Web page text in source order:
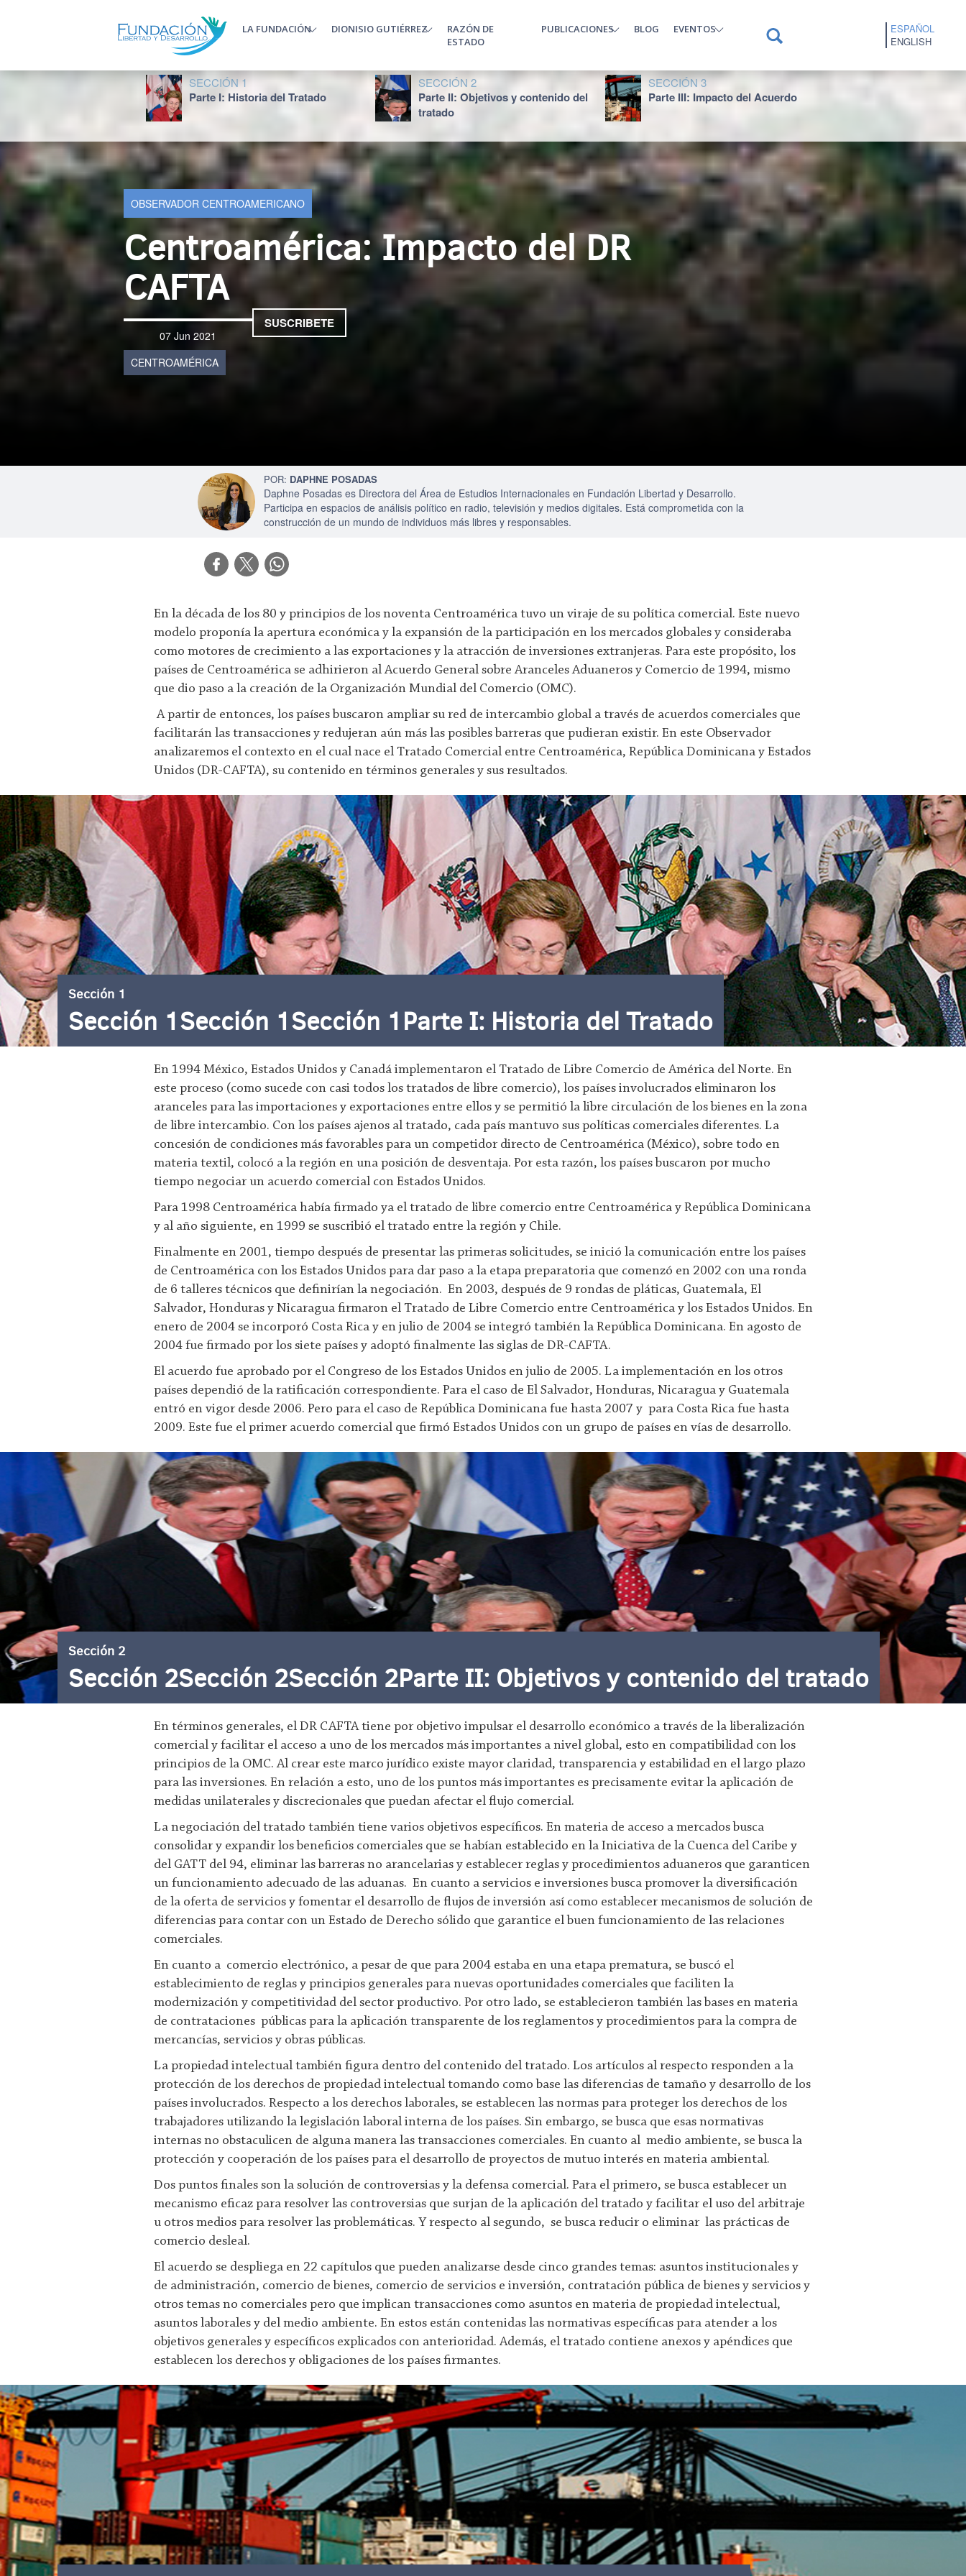
LA FUNDACIÓN DIONISIO GUTIÉRREZ
RAZÓN DE
ESTADO
PUBLICACIONES BLOG EVENTOS
ESPAÑOL
ENGLISH
OBSERVADOR CENTROAMERICANO
Centroamérica: Impacto del DR
CAFTA
07 Jun 2021
CENTROAMÉRICA
SUSCRIBETE
DAPHNE POSADAS
Daphne Posadas es Directora del Área de Estudios Internacionales en Fundación Libertad y Desarrollo.
Participa en espacios de análisis político en radio, televisión y medios digitales. Está comprometida con la
construcción de un mundo de individuos más libres y responsables.
SECCIÓN 1
Parte I: Historia del Tratado
SECCIÓN 2
Parte II: Objetivos y contenido del
tratado
SECCIÓN 3
Parte III: Impacto del Acuerdo
En la década de los 80 y principios de los noventa Centroamérica tuvo un viraje de su política comercial. Este nuevo
modelo proponía la apertura económica y la expansión de la participación en los mercados globales y consideraba
como motores de crecimiento a las exportaciones y la atracción de inversiones extranjeras. Para este propósito, los
países de Centroamérica se adhirieron al Acuerdo General sobre Aranceles Aduaneros y Comercio de 1994, mismo
que dio paso a la creación de la Organización Mundial del Comercio (OMC).
A partir de entonces, los países buscaron ampliar su red de intercambio global a través de acuerdos comerciales que
facilitarán las transacciones y redujeran aún más las posibles barreras que pudieran existir. En este Observador
analizaremos el contexto en el cual nace el Tratado Comercial entre Centroamérica, República Dominicana y Estados
Unidos (DR-CAFTA), su contenido en términos generales y sus resultados.
Sección 1
Sección 1Sección 1Sección 1Parte I: Historia del Tratado
En 1994 México, Estados Unidos y Canadá implementaron el Tratado de Libre Comercio de América del Norte. En
este proceso (como sucede con casi todos los tratados de libre comercio), los países involucrados eliminaron los
aranceles para las importaciones y exportaciones entre ellos y se permitió la libre circulación de los bienes en la zona
de libre intercambio. Con los países ajenos al tratado, cada país mantuvo sus políticas comerciales diferentes. La
concesión de condiciones más favorables para un competidor directo de Centroamérica (México), sobre todo en
materia textil, colocó a la región en una posición de desventaja. Por esta razón, los países buscaron por mucho
tiempo negociar un acuerdo comercial con Estados Unidos.
Para 1998 Centroamérica había firmado ya el tratado de libre comercio entre Centroamérica y República Dominicana
y al año siguiente, en 1999 se suscribió el tratado entre la región y Chile.
Finalmente en 2001, tiempo después de presentar las primeras solicitudes, se inició la comunicación entre los países
de Centroamérica con los Estados Unidos para dar paso a la etapa preparatoria que comenzó en 2002 con una ronda
de 6 talleres técnicos que definirían la negociación. En 2003, después de 9 rondas de pláticas, Guatemala, El
Salvador, Honduras y Nicaragua firmaron el Tratado de Libre Comercio entre Centroamérica y los Estados Unidos. En
enero de 2004 se incorporó Costa Rica y en julio de 2004 se integró también la República Dominicana. En agosto de
2004 fue firmado por los siete países y adoptó finalmente las siglas de DR-CAFTA.
El acuerdo fue aprobado por el Congreso de los Estados Unidos en julio de 2005. La implementación en los otros
países dependió de la ratificación correspondiente. Para el caso de El Salvador, Honduras, Nicaragua y Guatemala
entró en vigor desde 2006. Pero para el caso de República Dominicana fue hasta 2007 y para Costa Rica fue hasta
2009. Este fue el primer acuerdo comercial que firmó Estados Unidos con un grupo de países en vías de desarrollo.
Sección 2
Sección 2Sección 2Sección 2Parte II: Objetivos y contenido del tratado
En términos generales, el DR CAFTA tiene por objetivo impulsar el desarrollo económico a través de la liberalización
comercial y facilitar el acceso a uno de los mercados más importantes a nivel global, esto en compatibilidad con los
principios de la OMC. Al crear este marco jurídico existe mayor claridad, transparencia y estabilidad en el largo plazo
para las inversiones. En relación a esto, uno de los puntos más importantes es precisamente evitar la aplicación de
medidas unilaterales y discrecionales que puedan afectar el flujo comercial.
La negociación del tratado también tiene varios objetivos específicos. En materia de acceso a mercados busca
consolidar y expandir los beneficios comerciales que se habían establecido en la Iniciativa de la Cuenca del Caribe y
del GATT del 94, eliminar las barreras no arancelarias y establecer reglas y procedimientos aduaneros que garanticen
un funcionamiento adecuado de las aduanas. En cuanto a servicios e inversiones busca promover la diversificación
de la oferta de servicios y fomentar el desarrollo de flujos de inversión así como establecer mecanismos de solución de
diferencias para contar con un Estado de Derecho sólido que garantice el buen funcionamiento de las relaciones
comerciales.
En cuanto a comercio electrónico, a pesar de que para 2004 estaba en una etapa prematura, se buscó el
establecimiento de reglas y principios generales para nuevas oportunidades comerciales que faciliten la
modernización y competitividad del sector productivo. Por otro lado, se establecieron también las bases en materia
de contrataciones públicas para la aplicación transparente de los reglamentos y procedimientos para la compra de
mercancías, servicios y obras públicas.
La propiedad intelectual también figura dentro del contenido del tratado. Los artículos al respecto responden a la
protección de los derechos de propiedad intelectual tomando como base las diferencias de tamaño y desarrollo de los
países involucrados. Respecto a los derechos laborales, se establecen las normas para proteger los derechos de los
trabajadores utilizando la legislación laboral interna de los países. Sin embargo, se busca que esas normativas
internas no obstaculicen de alguna manera las transacciones comerciales. En cuanto al medio ambiente, se busca la
protección y cooperación de los países para el desarrollo de proyectos de mutuo interés en materia ambiental.
Dos puntos finales son la solución de controversias y la defensa comercial. Para el primero, se busca establecer un
mecanismo eficaz para resolver las controversias que surjan de la aplicación del tratado y facilitar el uso del arbitraje
u otros medios para resolver las problemáticas. Y respecto al segundo, se busca reducir o eliminar las prácticas de
comercio desleal.
El acuerdo se despliega en 22 capítulos que pueden analizarse desde cinco grandes temas: asuntos institucionales y
de administración, comercio de bienes, comercio de servicios e inversión, contratación pública de bienes y servicios y
otros temas no comerciales pero que implican transacciones como asuntos en materia de propiedad intelectual,
asuntos laborales y del medio ambiente. En estos están contenidas las normativas específicas para atender a los
objetivos generales y específicos explicados con anterioridad. Además, el tratado contiene anexos y apéndices que
establecen los derechos y obligaciones de los países firmantes.